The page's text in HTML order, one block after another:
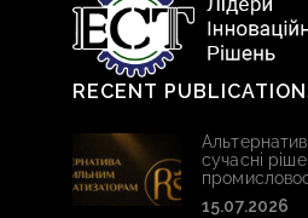
RECENT
сучасні
15.07.2026